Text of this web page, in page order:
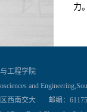
力
工程学院
and
西南交大 邮编：